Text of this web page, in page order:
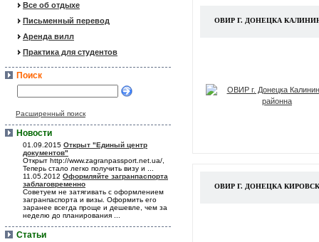
Все об отдыхе
Письменный перевод
Аренда вилл
Практика для студентов
Поиск
Расширенный поиск
Новости
01.09.2015 Открыт "Единый центр
документов"
Открыт http://www.zagranpassport.net.ua/,
Теперь стало легко получить визу и ...
11.05.2012 Оформляйте загранпаспорта
заблаговременно
Советуем не затягивать с оформлением
загранпаспорта и визы. Оформить его
заранее всегда проще и дешевле, чем за
неделю до планирования ...
Статьи
ОВИР Г. ДОНЕЦКА
ОВИР Г. ДОНЕЦКА